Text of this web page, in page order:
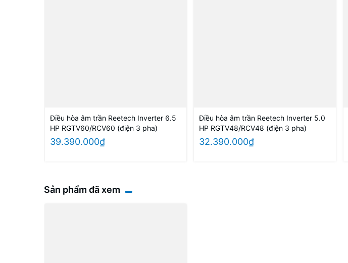
Điều hòa âm trần Reetech Inverter 6.5
HP RGTV60/RCV60 (điện 3 pha)
39.390.000₫
Điều hòa âm trần Reetech Inverter 5.0
HP RGTV48/RCV48 (điện 3 pha)
32.390.000₫
Sản phẩm đã xem